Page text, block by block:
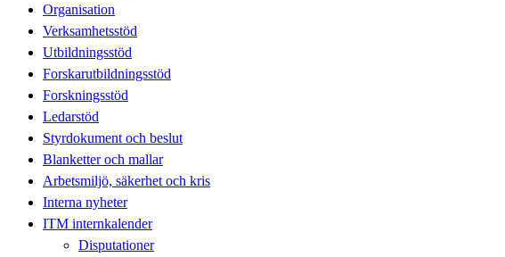
Organisation
Verksamhetsstöd
Utbildningsstöd
Forskarutbildningsstöd
Forskningsstöd
Ledarstöd
Styrdokument och beslut
Blanketter och mallar
Arbetsmiljö, säkerhet och kris
Interna nyheter
ITM internkalender
Disputationer